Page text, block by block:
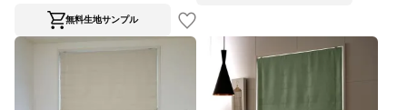
無料生地サンプル